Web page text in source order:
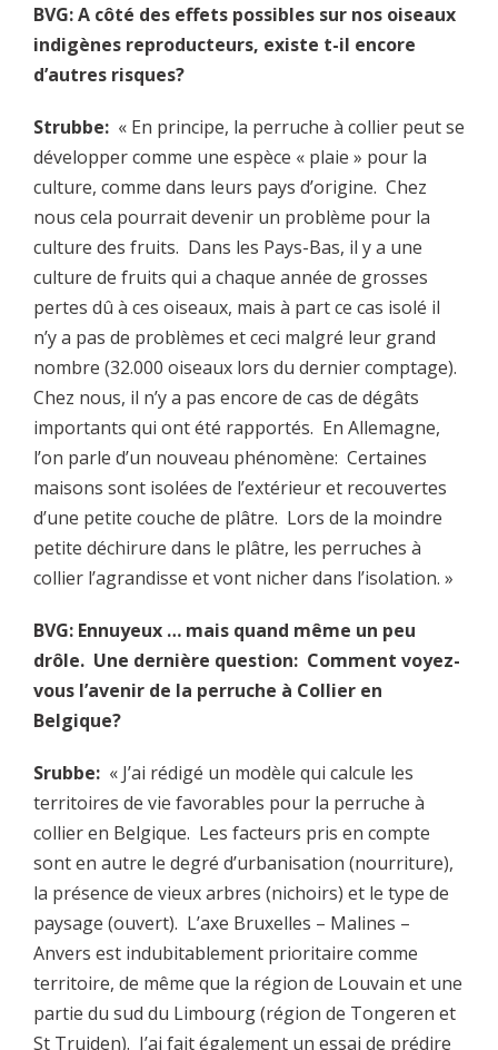
BVG: A côté des effets possibles sur nos oiseaux
indigènes reproducteurs, existe t-il encore
d’autres risques?
Strubbe: « En principe, la perruche à collier peut se
développer comme une espèce « plaie » pour la
culture, comme dans leurs pays d’origine. Chez
nous cela pourrait devenir un problème pour la
culture des fruits. Dans les Pays-Bas, il y a une
culture de fruits qui a chaque année de grosses
pertes dû à ces oiseaux, mais à part ce cas isolé il
n’y a pas de problèmes et ceci malgré leur grand
nombre (32.000 oiseaux lors du dernier comptage).
Chez nous, il n’y a pas encore de cas de dégâts
importants qui ont été rapportés. En Allemagne,
l’on parle d’un nouveau phénomène: Certaines
maisons sont isolées de l’extérieur et recouvertes
d’une petite couche de plâtre. Lors de la moindre
petite déchirure dans le plâtre, les perruches à
collier l’agrandisse et vont nicher dans l’isolation. »
BVG: Ennuyeux … mais quand même un peu
drôle. Une dernière question: Comment voyez-
vous l’avenir de la perruche à Collier en
Belgique?
Srubbe: « J’ai rédigé un modèle qui calcule les
territoires de vie favorables pour la perruche à
collier en Belgique. Les facteurs pris en compte
sont en autre le degré d’urbanisation (nourriture),
la présence de vieux arbres (nichoirs) et le type de
paysage (ouvert). L’axe Bruxelles – Malines –
Anvers est indubitablement prioritaire comme
territoire, de même que la région de Louvain et une
partie du sud du Limbourg (région de Tongeren et
St Truiden). J’ai fait également un essai de prédire